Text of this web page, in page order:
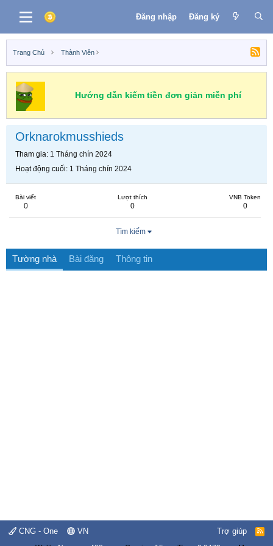
Đăng nhập Đăng ký
Trang Chủ Thành Viên
Hướng dẫn kiếm tiền đơn giản miễn phí
Orknarokmusshieds
Tham gia 1 Tháng chín 2024
Hoạt động cuối 1 Tháng chín 2024
Bài viết
0
Lượt thích
0
VNB Token
0
Tìm kiếm
Tường nhà Bài đăng Thông tin
CNG - One VN Trợ giúp
R